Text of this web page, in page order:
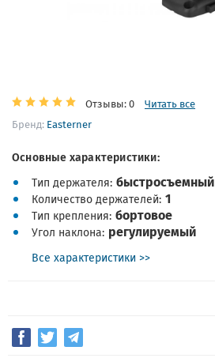
Отзывы: 0 Читать все
Бренд: Easterner
Основные характеристики:
Тип держателя быстросъемный
Количество держателей 1
Тип крепления бортовое
Угол наклона регулируемый
Все характеристики >>